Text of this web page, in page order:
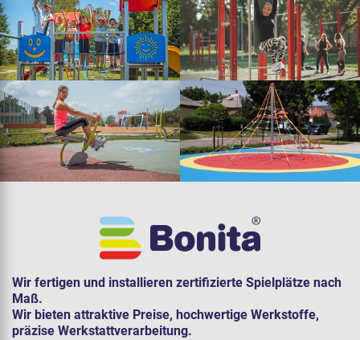
Wir fertigen und installieren zertifizierte Spielplätze nach
Maß.
Wir bieten attraktive Preise, hochwertige Werkstoffe,
präzise Werkstattverarbeitung.